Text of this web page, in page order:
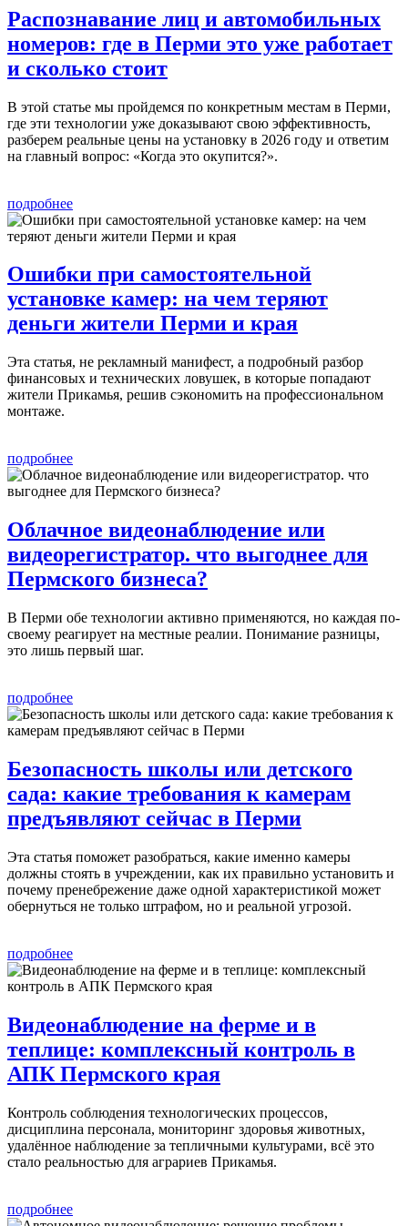
Распознавание лиц и автомобильных
номеров: где в Перми это уже работает
и сколько стоит
В этой статье мы пройдемся по конкретным местам в Перми,
где эти технологии уже доказывают свою эффективность,
разберем реальные цены на установку в 2026 году и ответим
на главный вопрос: «Когда это окупится?».
подробнее
Ошибки при самостоятельной
установке камер: на чем теряют
деньги жители Перми и края
Эта статья, не рекламный манифест, а подробный разбор
финансовых и технических ловушек, в которые попадают
жители Прикамья, решив сэкономить на профессиональном
монтаже.
подробнее
Облачное видеонаблюдение или
видеорегистратор. что выгоднее для
Пермского бизнеса?
В Перми обе технологии активно применяются, но каждая по-
своему реагирует на местные реалии. Понимание разницы,
это лишь первый шаг.
подробнее
Безопасность школы или детского
сада: какие требования к камерам
предъявляют сейчас в Перми
Эта статья поможет разобраться, какие именно камеры
должны стоять в учреждении, как их правильно установить и
почему пренебрежение даже одной характеристикой может
обернуться не только штрафом, но и реальной угрозой.
подробнее
Видеонаблюдение на ферме и в
теплице: комплексный контроль в
АПК Пермского края
Контроль соблюдения технологических процессов,
дисциплина персонала, мониторинг здоровья животных,
удалённое наблюдение за тепличными культурами, всё это
стало реальностью для аграриев Прикамья.
подробнее